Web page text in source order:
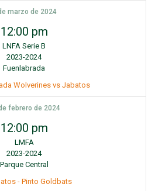
marzo de 2024
12:00 pm
LNFA Serie B
2023-2024
Fuenlabrada
Wolverines vs Jabatos
febrero de 2024
12:00 pm
LMFA
2023-2024
Parque Central
- Pinto Goldbats